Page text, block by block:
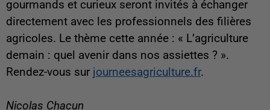
gourmands et curieux seront invités à échanger
directement avec les professionnels des filières
agricoles. Le thème cette année : « L’agriculture
demain : quel avenir dans nos assiettes ? ».
Rendez-vous sur journeesagriculture.fr.
Nicolas Chacun